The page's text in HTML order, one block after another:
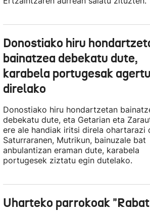
Donostiako hiru
bainatzea debekatu dute,
karabela portugesak agertu
direlako
Donostiako hiru hondartzetan
debekatu dute, eta Getarian eta
ere ale handiak iritsi direla ohartarazi
Saturraranen, Mutrikun, bainuzale bat
anbulantizan eraman dute, karabela
portugesek ziztatu egin dutelako.
Uharteko parrokoak "Rabat